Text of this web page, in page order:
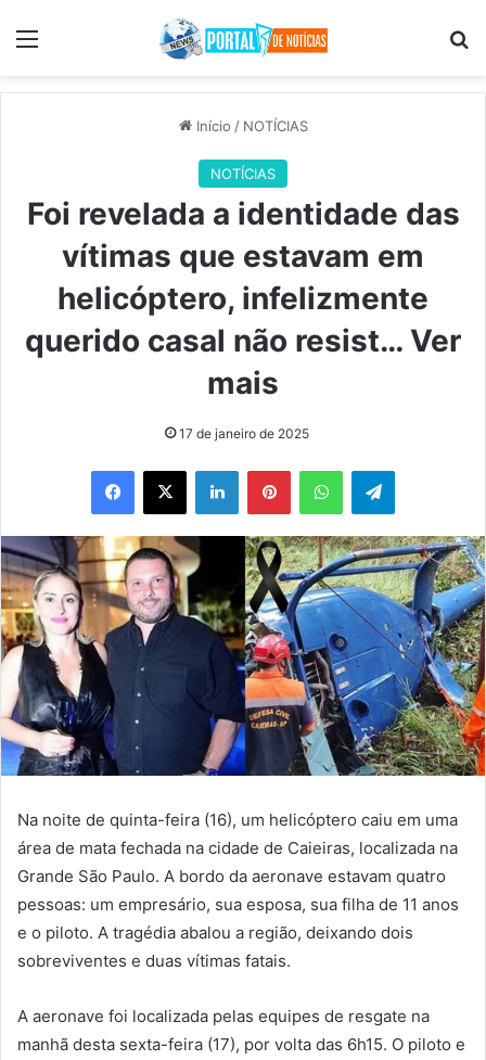
Menu
Início / NOTÍCIAS
NOTÍCIAS
Foi revelada a identidade das
vítimas que estavam em
helicóptero, infelizmente
querido casal não resist… Ver
mais
17 de janeiro de 2025
Facebook
X LinkedinPinterestWhatsAppTelegram
Na noite de quinta-feira (16), um helicóptero caiu em uma
área de mata fechada na cidade de Caieiras, localizada na
Grande São Paulo. A bordo da aeronave estavam quatro
pessoas: um empresário, sua esposa, sua filha de 11 anos
e o piloto. A tragédia abalou a região, deixando dois
sobreviventes e duas vítimas fatais.
A aeronave foi localizada pelas equipes de resgate na
manhã desta sexta-feira (17), por volta das 6h15. O piloto e